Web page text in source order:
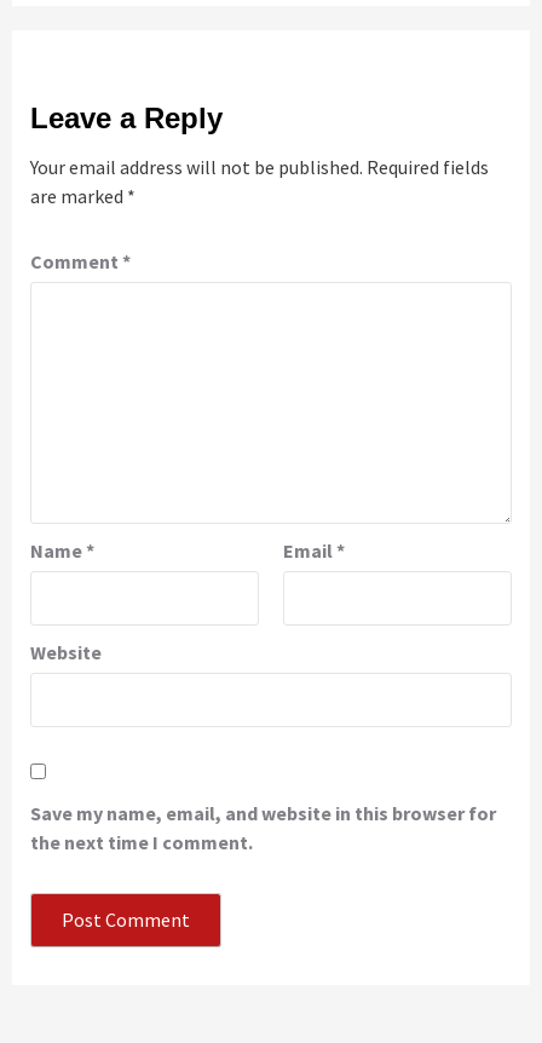
Leave a Reply
Your email address will not be published. Required fields
are marked *
Comment *
Name* Email *
Website
Save my name, email, and website in this browser for
the next time I comment.